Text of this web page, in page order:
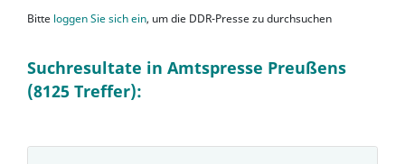
Bitte loggen Sie sich ein, um die DDR-Presse zu durchsuchen
Suchresultate in Amtspresse Preußens
(8125 Treffer):